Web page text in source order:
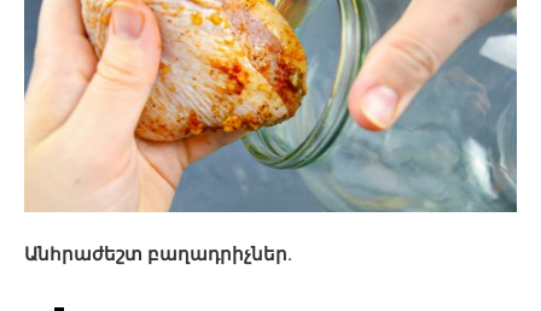
Անհրաժեշտ բաղադրիչներ.